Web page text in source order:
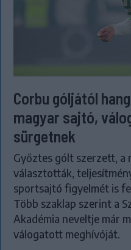
Corbu góljától
magyar sajtó,
sürgetnek
Győztes gólt szerzett, a
választották,
sportsajtó figyelmét is
Több szaklap szerint a
Akadémia neveltje már
válogatott meghívóját.